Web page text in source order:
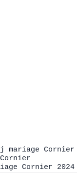
mariage Cornier
Cornier 2024